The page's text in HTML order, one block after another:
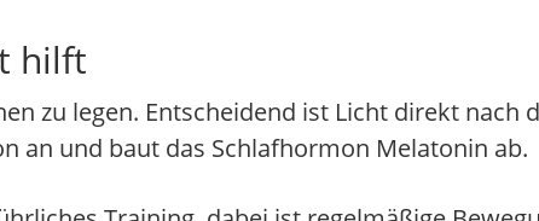
hilft
zu legen. Entscheidend ist Licht direkt nach
an und baut das Schlafhormon Melatonin ab.